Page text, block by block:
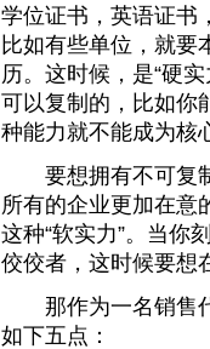
学位证书，英语证书
比如有些单位，就要
历。这时候，是“硬
可以复制的，比如你
种能力就不能成为核
要想拥有不可复制
所有的企业更加在意
这种“软实力”。当你
佼佼者，这时候要想
那作为一名销售代
如下五点：